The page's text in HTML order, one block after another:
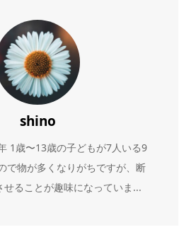
shino
1歳〜13歳の子どもが7人いる9
で物が多くなりがちですが、断
せることが趣味になっていま...